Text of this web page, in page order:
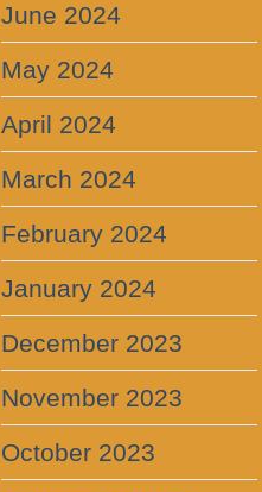
June 2024
May 2024
April 2024
March 2024
February 2024
January 2024
December 2023
November 2023
October 2023